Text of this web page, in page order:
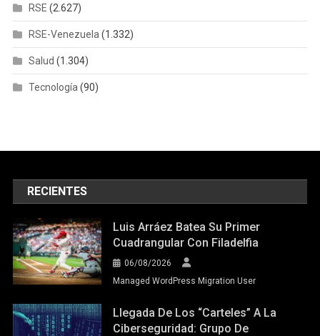
RSE (2.627)
RSE-Venezuela (1.332)
Salud (1.304)
Tecnología (90)
RECIENTES
Luis Arráez Batea Su Primer
Cuadrangular Con Filadelfia
06/08/2026
Managed WordPress Migration User
Llegada De Los “carteles” A La
Ciberseguridad: Grupo De